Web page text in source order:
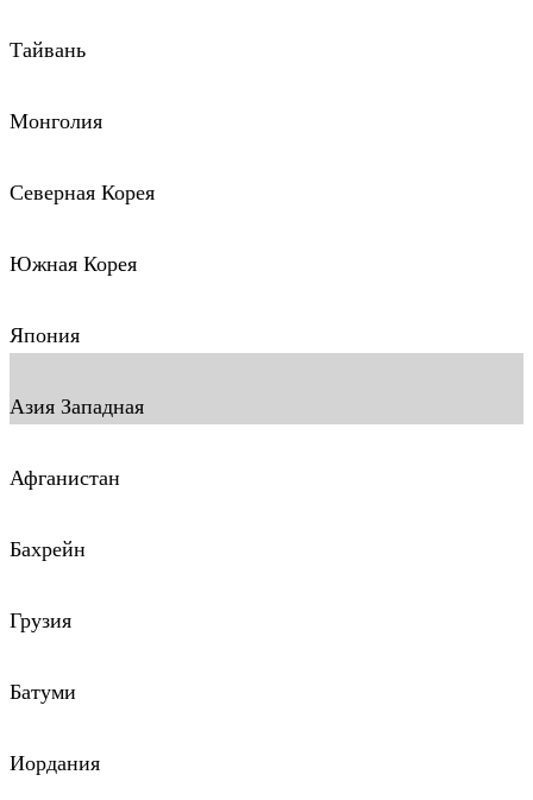
Тайвань
Монголия
Северная Корея
Южная Корея
Япония
Азия Западная
Афганистан
Бахрейн
Грузия
Батуми
Иордания